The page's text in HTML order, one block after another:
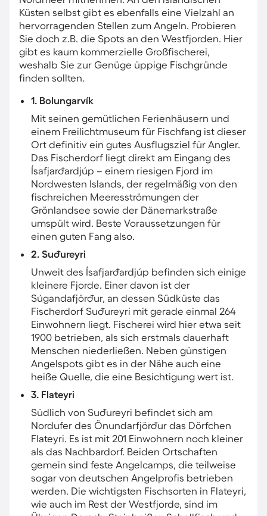
Küsten selbst gibt es ebenfalls eine Vielzahl an
hervorragenden Stellen zum Angeln. Probieren
Sie doch z.B. die Spots an den Westfjorden. Hier
gibt es kaum kommerzielle Großfischerei,
weshalb Sie zur Genüge üppige Fischgründe
finden sollten.
1. Bolungarvík
Mit seinen gemütlichen Ferienhäusern und
einem Freilichtmuseum für Fischfang ist dieser
Ort definitiv ein gutes Ausflugsziel für Angler.
Das Fischerdorf liegt direkt am Eingang des
Ísafjarðardjúp – einem riesigen Fjord im
Nordwesten Islands, der regelmäßig von den
fischreichen Meeresströmungen der
Grönlandsee sowie der Dänemarkstraße
umspült wird. Beste Voraussetzungen für
einen guten Fang also.
2. Suðureyri
Unweit des Ísafjarðardjúp befinden sich einige
kleinere Fjorde. Einer davon ist der
Súgandafjörður, an dessen Südküste das
Fischerdorf Suðureyri mit gerade einmal 264
Einwohnern liegt. Fischerei wird hier etwa seit
1900 betrieben, als sich erstmals dauerhaft
Menschen niederließen. Neben günstigen
Angelspots gibt es in der Nähe auch eine
heiße Quelle, die eine Besichtigung wert ist.
3. Flateyri
Südlich von Suðureyri befindet sich am
Nordufer des Önundarfjörður das Dörfchen
Flateyri. Es ist mit 201 Einwohnern noch kleiner
als das Nachbardorf. Beiden Ortschaften
gemein sind feste Angelcamps, die teilweise
sogar von deutschen Angelprofis betrieben
werden. Die wichtigsten Fischsorten in Flateyri,
wie auch im Rest der Westfjorde, sind im